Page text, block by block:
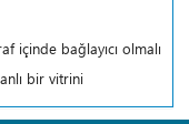
içinde bağlayıcı olmalı
bir vitrini